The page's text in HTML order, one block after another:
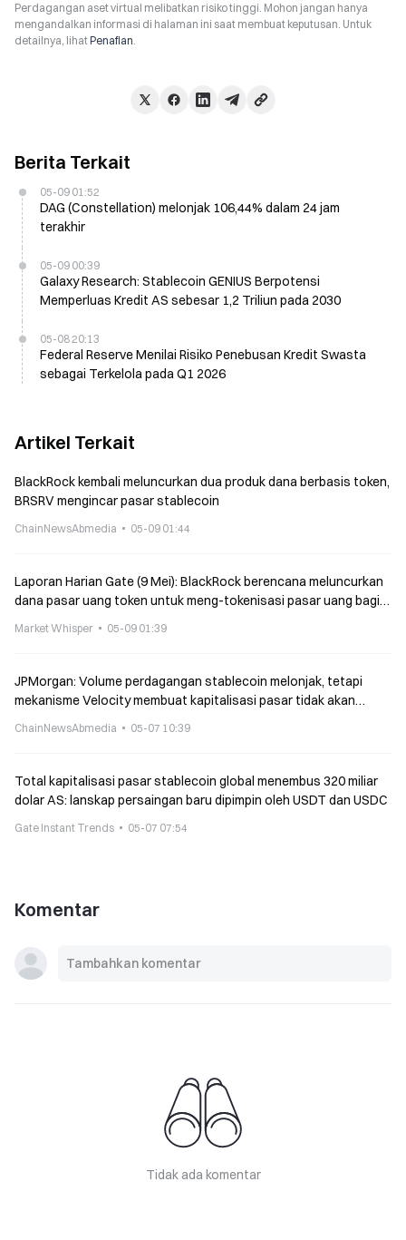
Perdagangan aset virtual melibatkan risiko tinggi. Mohon jangan hanya
mengandalkan informasi di halaman ini saat membuat keputusan. Untuk
detailnya, lihatPenafian.
Berita Terkait
05-09 01:52
DAG (Constellation) melonjak 106,44% dalam 24 jam
terakhir
05-09 00:39
Galaxy Research: Stablecoin GENIUS Berpotensi
Memperluas Kredit AS sebesar 1,2 Triliun pada 2030
05-08 20:13
Federal Reserve Menilai Risiko Penebusan Kredit Swasta
sebagai Terkelola pada Q1 2026
Artikel Terkait
BlackRock kembali meluncurkan dua produk dana berbasis token,
BRSRV mengincar pasar stablecoin
ChainNewsAbmedia 05-09 01:44
Laporan Harian Gate (9 Mei): BlackRock berencana meluncurkan
dana pasar uang token untuk meng-tokenisasi pasar uang bagi
Market Whisper 05-09 01:39
JPMorgan: Volume perdagangan stablecoin melonjak, tetapi
mekanisme Velocity membuat kapitalisasi pasar tidak akan
ChainNewsAbmedia 05-07 10:39
Total kapitalisasi pasar stablecoin global menembus 320 miliar
dolar AS: lanskap persaingan baru dipimpin oleh USDT dan USDC
Gate Instant Trends 05-07 07:54
Komentar
Tidak ada komentar